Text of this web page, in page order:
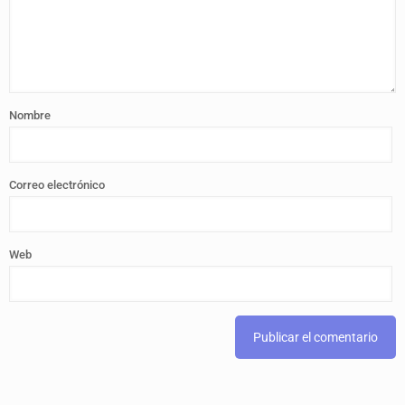
Nombre
Correo electrónico
Web